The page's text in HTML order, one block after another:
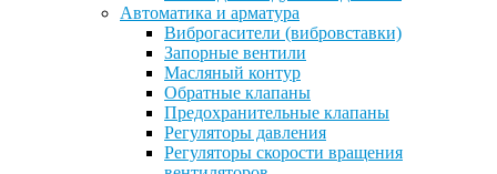
Автоматика и арматура
Виброгасители (вибровставки)
Запорные вентили
Масляный контур
Обратные клапаны
Предохранительные клапаны
Регуляторы давления
Регуляторы скорости вращения